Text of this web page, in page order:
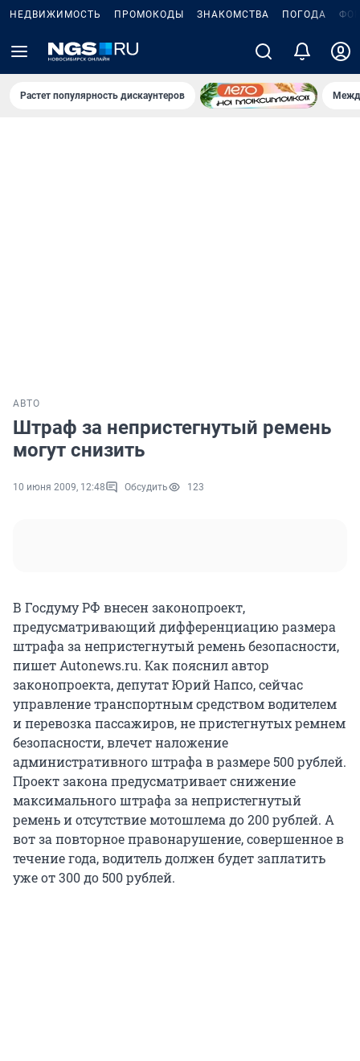
НЕДВИЖИМОСТЬ ПРОМОКОДЫ ЗНАКОМСТВА ПОГОДА
Растет популярность дискаунтеров
АВТО
Штраф за непристегнутый ремень
могут снизить
10 июня 2009, 12:48 Обсудить 123
В Госдуму РФ внесен законопроект,
предусматривающий дифференциацию размера
штрафа за непристегнутый ремень безопасности,
пишет Autonews.ru. Как пояснил автор
законопроекта, депутат Юрий Напсо, сейчас
управление транспортным средством водителем
и перевозка пассажиров, не пристегнутых ремнем
безопасности, влечет наложение
административного штрафа в размере 500 рублей.
Проект закона предусматривает снижение
максимального штрафа за непристегнутый
ремень и отсутствие мотошлема до 200 рублей. А
вот за повторное правонарушение, совершенное в
течение года, водитель должен будет заплатить
уже от 300 до 500 рублей.